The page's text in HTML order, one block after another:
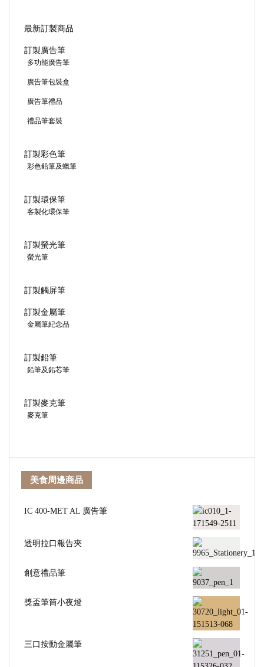
最新訂製商品
訂製廣告筆
多功能廣告筆
廣告筆包裝盒
廣告筆禮品
禮品筆套裝
訂製彩色筆
彩色鉛筆及蠟筆
訂製環保筆
客製化環保筆
訂製螢光筆
螢光筆
訂製觸屏筆
訂製金屬筆
金屬筆紀念品
訂製鉛筆
鉛筆及鉛芯筆
訂製麥克筆
麥克筆
美食周邊商品
IC 400-MET AL 廣告筆
透明拉口報告夾
創意禮品筆
獎盃筆筒小夜燈
三口按動金屬筆